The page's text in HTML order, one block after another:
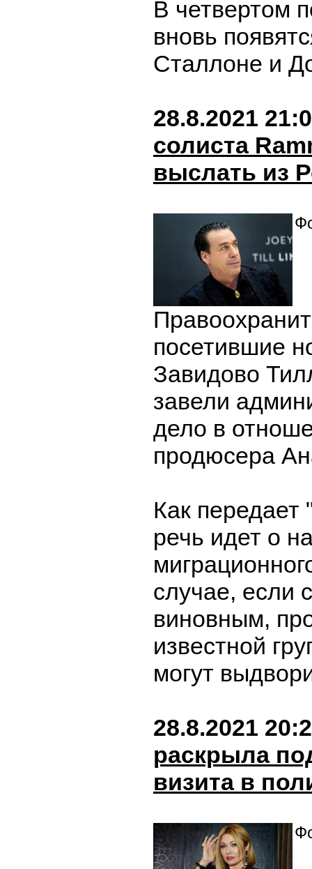
В четвертом
вновь
Сталлоне и
28.8.2021
солиста
выслать из
посетившие
Завидово
завели
дело в
продюсера
Как
речь идет о
случае, если
виновным,
известной
могут
28.8.2021
раскрыла
визита в